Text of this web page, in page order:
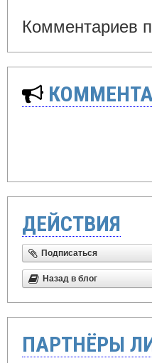
Комментариев
ДЕЙСТВИЯ
Подписаться
Назад в блог
ПАРТНЁРЫ